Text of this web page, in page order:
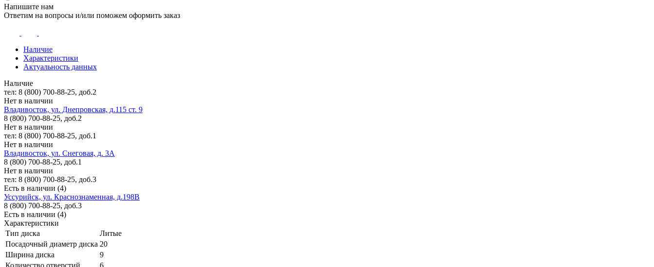
Напишите нам
Ответим на вопросы и/или поможем оформить заказ
Наличие
Характеристики
Актуальность данных
Наличие
тел: 8 (800) 700-88-25, доб.2
Нет в наличии
Владивосток, ул. Днепровская, д.115 ст. 9
8 (800) 700-88-25, доб.2
Нет в наличии
тел: 8 (800) 700-88-25, доб.1
Нет в наличии
Владивосток, ул. Снеговая, д. 3А
8 (800) 700-88-25, доб.1
Нет в наличии
тел: 8 (800) 700-88-25, доб.3
Есть в наличии (4)
Уссурийск, ул. Краснознаменная, д.198В
8 (800) 700-88-25, доб.3
Есть в наличии (4)
Характеристики
Тип диска
Литые
Посадочный диаметр диска 20
Ширина диска
9
Количество отверстий
6